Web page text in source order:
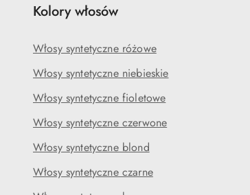
Kolory włosów
Włosy syntetyczne różowe
Włosy syntetyczne niebieskie
Włosy syntetyczne fioletowe
Włosy syntetyczne czerwone
Włosy syntetyczne blond
Włosy syntetyczne czarne